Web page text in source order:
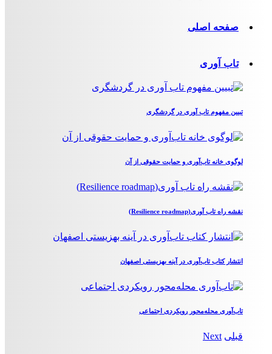
صفحه اصلی
تاب آوری
تبیین مفهوم تاب آوری در گردشگری
لوگوی خانه تاب‌آوری و حمایت حقوقی از آن
نقشه راه تاب آوری(Resilience roadmap)
انتشار کتاب تاب‌آوری در آینه بهزیستی اصفهان
تاب‌آوری محله‌محور رویکردی اجتماعی
قبلی Next